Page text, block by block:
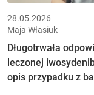
28.05.2026
Maja Własiuk
Długotrwała
leczonej
opis przypadku z